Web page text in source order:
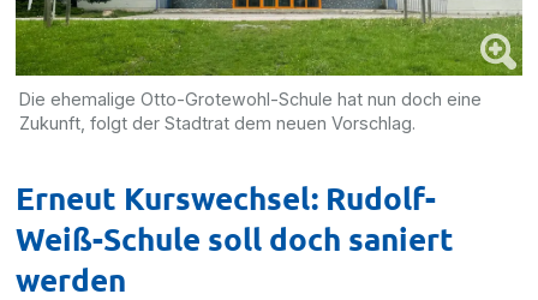
Die ehemalige Otto-Grotewohl-Schule hat nun doch eine
Zukunft, folgt der Stadtrat dem neuen Vorschlag.
Erneut Kurswechsel: Rudolf-
Weiß-Schule soll doch saniert
werden